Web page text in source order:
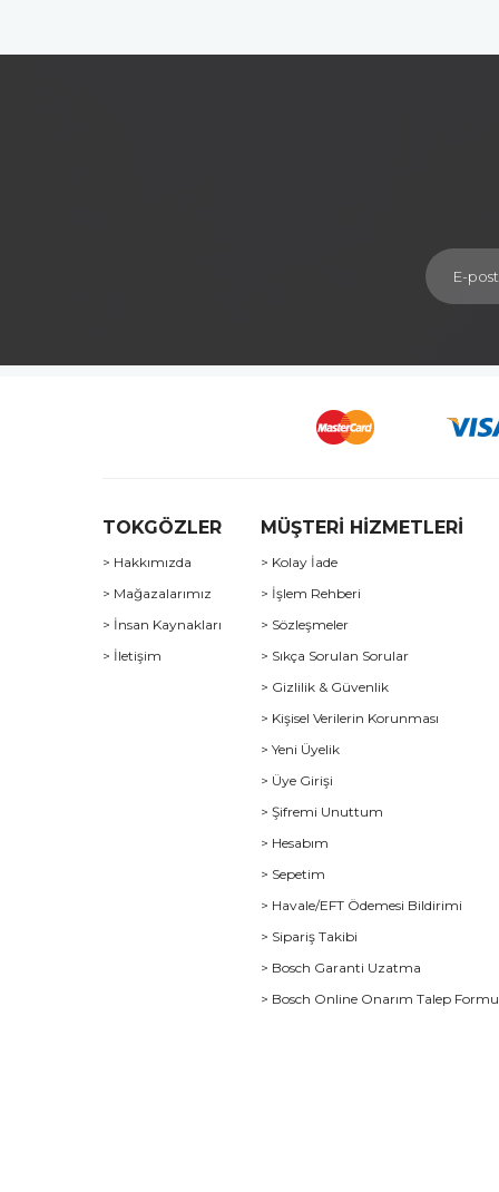
TOKGÖZLER
> Hakkımızda
> Mağazalarımız
> İnsan Kaynakları
> İletişim
MÜŞTERİ HİZMETLERİ
> Kolay İade
> İşlem Rehberi
> Sözleşmeler
> Sıkça Sorulan Sorular
> Gizlilik & Güvenlik
> Kişisel Verilerin Korunması
> Yeni Üyelik
> Üye Girişi
> Şifremi Unuttum
> Hesabım
> Sepetim
> Havale/EFT Ödemesi Bildirimi
> Sipariş Takibi
> Bosch Garanti Uzatma
> Bosch Online Onarım Talep Formu